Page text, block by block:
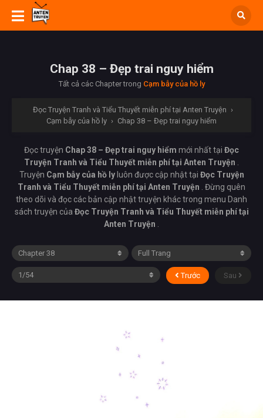
Chap 38 – Đẹp trai nguy hiểm
Tất cả các Chapter trong Cạm bẫy của hồ ly
Đọc Truyện Tranh và Tiểu Thuyết miễn phí tại Anten Truyện ›
Cạm bẫy của hồ ly › Chap 38 – Đẹp trai nguy hiểm
Đọc truyện Chap 38 – Đẹp trai nguy hiểm mới nhất tại Đọc
Truyện Tranh và Tiểu Thuyết miễn phí tại Anten Truyện
Truyện Cạm bẫy của hồ ly luôn được cập nhật tại Đọc Truyện
Tranh và Tiểu Thuyết miễn phí tại Anten Truyện
. Đừng quên
theo dõi và đọc các bản cập nhật truyện khác trong menu Danh
sách truyện của Đọc Truyện Tranh và Tiểu Thuyết miễn phí tại
Anten Truyện
Trước Sau